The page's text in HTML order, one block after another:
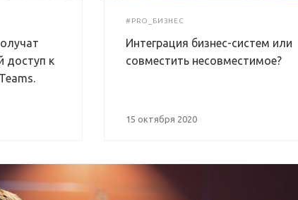
доступ к
#PRO_БИЗНЕС
Интеграция бизнес-систем или
совместить несовместимое?
15 октября 2020